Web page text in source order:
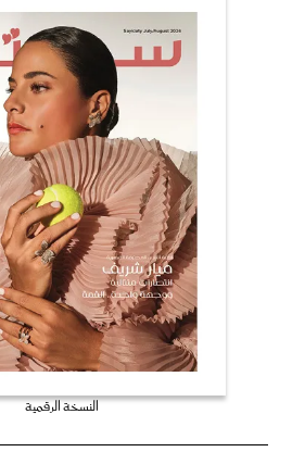
النسخة الرقمية